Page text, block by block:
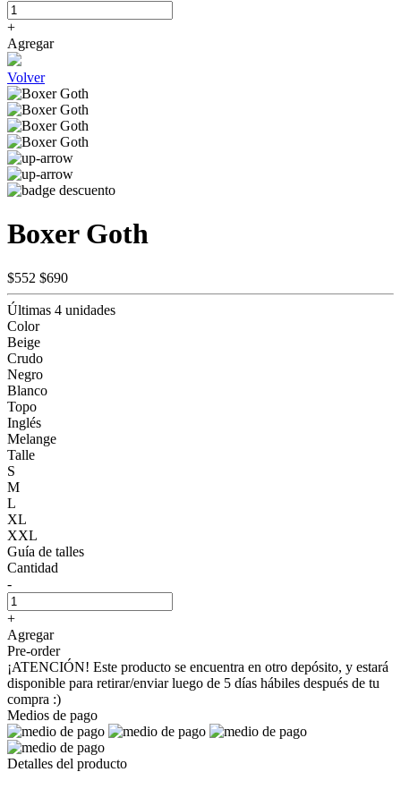
+
Agregar
Volver
Boxer Goth
$552 $690
Últimas 4 unidades
Color
Beige
Crudo
Negro
Blanco
Topo
Inglés
Melange
Talle
S
M
L
XL
XXL
Guía de talles
Cantidad
-
+
Agregar
Pre-order
¡ATENCIÓN! Este producto se encuentra en otro depósito, y estará
disponible para retirar/enviar luego de 5 días hábiles después de tu
compra :)
Medios de pago
Detalles del producto